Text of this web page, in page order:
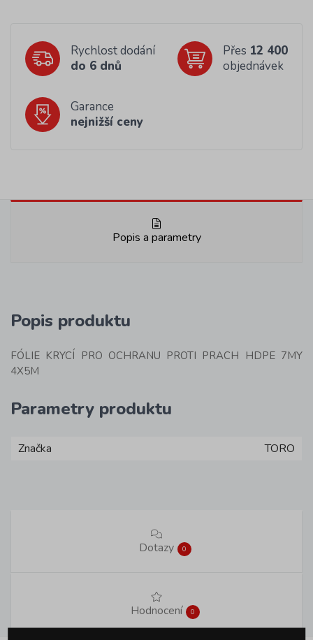
Rychlost dodání
do 6 dnů
Přes 12 400
objednávek
Garance
nejnižší ceny
Popis a parametry
Popis produktu
FÓLIE KRYCÍ PRO OCHRANU PROTI PRACH HDPE 7MY
4X5M
Parametry produktu
Značka TORO
Dotazy 0
Hodnocení 0